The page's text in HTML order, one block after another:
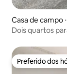
Casa de campo
Dois quartos
Preferido dos
Preferido dos